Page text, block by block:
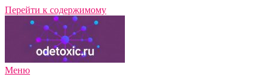
Перейти к содержимому
Меню